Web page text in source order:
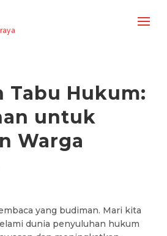
Tabu Hukum:
untuk
Warga
yang budiman. Mari kita
dunia penyuluhan hukum